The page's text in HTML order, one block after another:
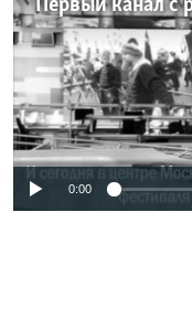
Первый канал с
No media
0:00